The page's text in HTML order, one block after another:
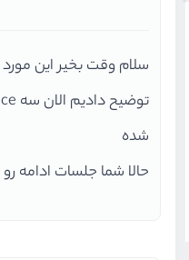
سلام وقت بخیر این
شده
حالا شما جلسات ادامه